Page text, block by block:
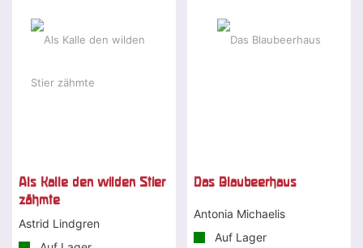
Als Kalle den wilden Stier
zähmte
Astrid Lindgren
Das Blaubeerhaus
Antonia Michaelis
Auf Lager